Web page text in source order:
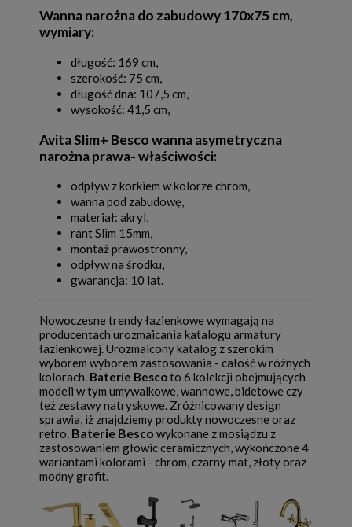
Wanna narożna do zabudowy 170x75 cm,
wymiary:
długość: 169 cm,
szerokość: 75 cm,
długość dna: 107,5 cm,
wysokość: 41,5 cm,
Avita Slim+ Besco wanna asymetryczna
narożna prawa- właściwości:
odpływ z korkiem w kolorze chrom,
wanna pod zabudowę,
materiał: akryl,
rant Slim 15mm,
montaż prawostronny,
odpływ na środku,
gwarancja: 10 lat.
Nowoczesne trendy łazienkowe wymagają na
producentach urozmaicania katalogu armatury
łazienkowej. Urozmaicony katalog z szerokim
wyborem wyborem zastosowania - całość w różnych
kolorach. Baterie Bescoto 6 kolekcji obejmujących
modeli w tym umywalkowe, wannowe, bidetowe czy
też zestawy natryskowe. Zróżnicowany design
sprawia, iż znajdziemy produkty nowoczesne oraz
retro. Baterie Besco wykonane z mosiądzu z
zastosowaniem głowic ceramicznych, wykończone 4
wariantami kolorami - chrom, czarny mat, złoty oraz
modny grafit.